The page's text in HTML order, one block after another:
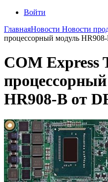
Войти
ГлавнаяНовости Новости
процессорный модуль
COM Express
HR908-B от